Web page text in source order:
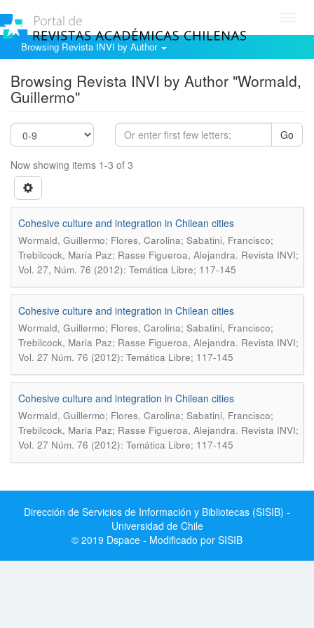
Browsing Revista INVI by Author
Browsing Revista INVI by Author "Wormald,
Guillermo"
Go
Now showing items 1-3 of 3
Cohesive culture and integration in Chilean cities
Wormald, Guillermo; Flores, Carolina; Sabatini, Francisco;
Trebilcock, Maria Paz; Rasse Figueroa, Alejandra. Revista INVI;
Vol. 27, Núm. 76 (2012): Temática Libre; 117-145
Cohesive culture and integration in Chilean cities
Wormald, Guillermo; Flores, Carolina; Sabatini, Francisco;
Trebilcock, Maria Paz; Rasse Figueroa, Alejandra. Revista INVI;
Vol. 27 Núm. 76 (2012): Temática Libre; 117-145
Cohesive culture and integration in Chilean cities
Wormald, Guillermo; Flores, Carolina; Sabatini, Francisco;
Trebilcock, Maria Paz; Rasse Figueroa, Alejandra. Revista INVI;
Vol. 27 Núm. 76 (2012): Temática Libre; 117-145
Dirección de Servicios de Información y Bibliotecas (SISIB) -
Universidad de Chile
© 2019 Dspace - Modificado por SISIB